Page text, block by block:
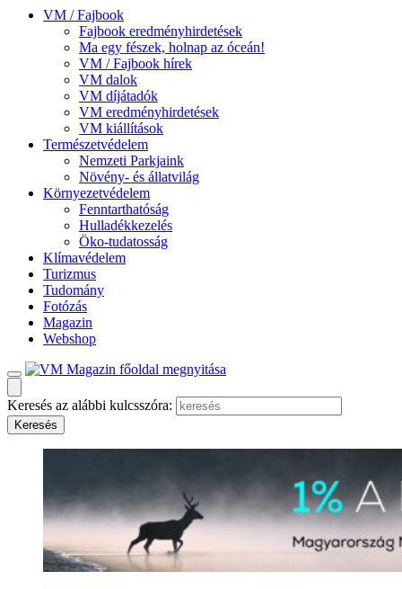
VM / Fajbook
Fajbook eredményhirdetések
Ma egy fészek, holnap az óceán!
VM / Fajbook hírek
VM dalok
VM díjátadók
VM eredményhirdetések
VM kiállítások
Természetvédelem
Nemzeti Parkjaink
Növény- és állatvilág
Környezetvédelem
Fenntarthatóság
Hulladékkezelés
Öko-tudatosság
Klímavédelem
Turizmus
Tudomány
Fotózás
Magazin
Webshop
Keresés az alábbi kulcsszóra: